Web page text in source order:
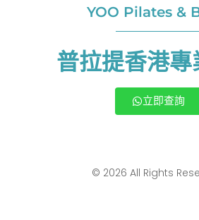
YOO Pilates &
普拉提香港專
立即查詢
© 2026 All Rights